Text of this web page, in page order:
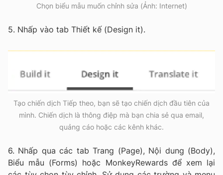
Chọn biểu mẫu muốn chỉnh sửa (Ảnh: Internet)
5. Nhấp vào tab Thiết kế (Design it).
Tạo chiến dịch Tiếp theo, bạn sẽ tạo chiến dịch đầu tiên của
mình. Chiến dịch là thông điệp mà bạn chia sẻ qua email,
quảng cáo hoặc các kênh khác.
6. Nhấp qua các tab Trang (Page), Nội dung (Body),
Biểu mẫu (Forms) hoặc MonkeyRewards để xem lại